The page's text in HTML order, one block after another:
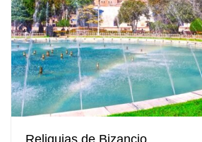
Reliquias de Bizancio